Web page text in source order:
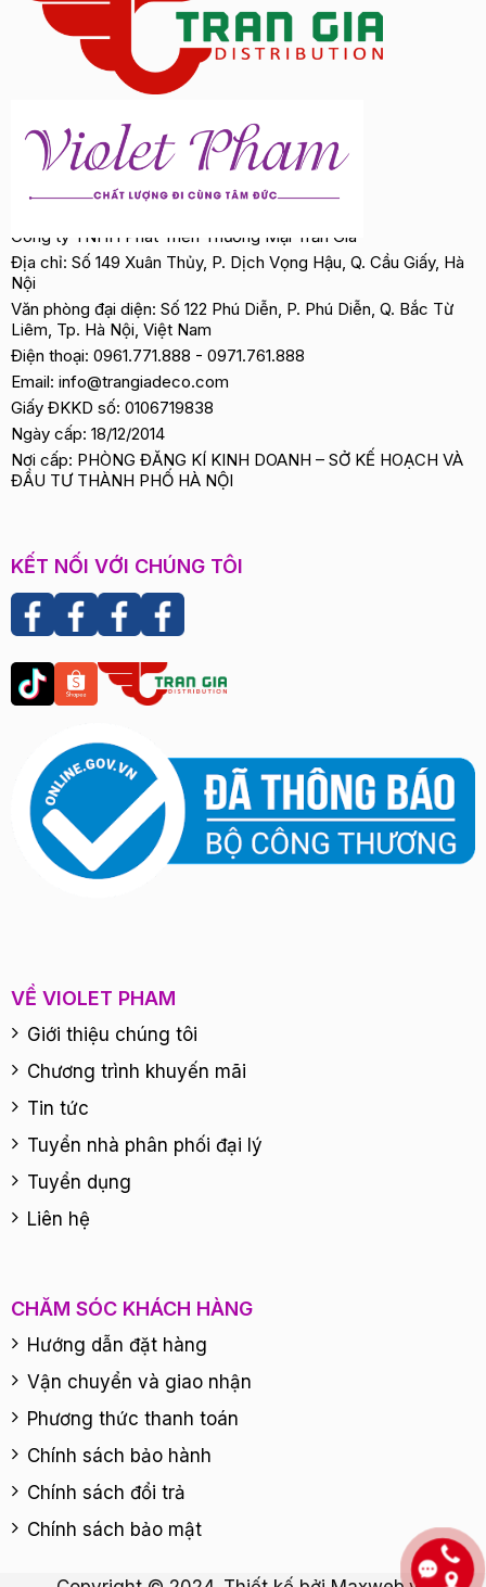
Công ty TNHH Phát Triển Thương Mại Trần Gia
Địa chỉ: Số 149 Xuân Thủy, P. Dịch Vọng Hậu, Q. Cầu Giấy, Hà
Nội
Văn phòng đại diện: Số 122 Phú Diễn, P. Phú Diễn, Q. Bắc Từ
Liêm, Tp. Hà Nội, Việt Nam
Điện thoại: 0961.771.888 - 0971.761.888
Email: info@trangiadeco.com
Giấy ĐKKD số: 0106719838
Ngày cấp: 18/12/2014
Nơi cấp: PHÒNG ĐĂNG KÍ KINH DOANH – SỞ KẾ HOẠCH VÀ
ĐẦU TƯ THÀNH PHỐ HÀ NỘI
KẾT NỐI VỚI CHÚNG TÔI
VỀ VIOLET PHAM
Giới thiệu chúng tôi
Chương trình khuyến mãi
Tin tức
Tuyển nhà phân phối đại lý
Tuyển dụng
Liên hệ
CHĂM SÓC KHÁCH HÀNG
Hướng dẫn đặt hàng
Vận chuyển và giao nhận
Phương thức thanh toán
Chính sách bảo hành
Chính sách đổi trả
Chính sách bảo mật